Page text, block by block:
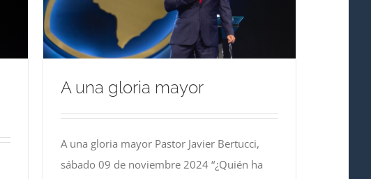
A una gloria mayor
A una gloria mayor Pastor Javier Bertucci,
sábado 09 de noviembre 2024 “¿Quién ha